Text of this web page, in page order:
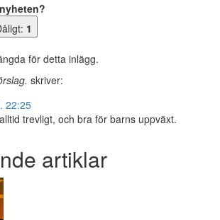
1
för detta inlägg.
skriver:
22:25
trevligt, och bra för barns uppväxt.
artiklar